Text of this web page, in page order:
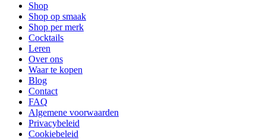
Shop
Shop op smaak
Shop per merk
Cocktails
Leren
Over ons
Waar te kopen
Blog
Contact
FAQ
Algemene voorwaarden
Privacybeleid
Cookiebeleid